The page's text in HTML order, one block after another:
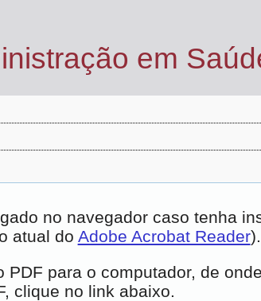
em
no navegador caso tenha
atual do Adobe Acrobat Reader).
para o computador, de
clique no link abaixo.